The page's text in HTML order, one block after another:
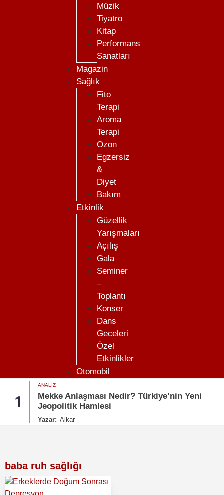
Müzik
Tiyatro
Kitap
Performans
Sanatları
Magazin
Sağlık
Fito
Terapi
Aroma
Terapi
Ozon
Egzersiz
&
Diyet
Bakım
Etkinlik
Güzellik
Yarışmaları
Açılış
Gala
Seminer
–
Toplantı
Konser
Dans
Geceleri
Özel
Etkinlikler
Otomobil
1
ANALIZ
Mekke Anlaşması Nedir? Türkiye’nin Yeni
Jeopolitik Hamlesi
Yazar: Alkar
baba ruh sağlığı